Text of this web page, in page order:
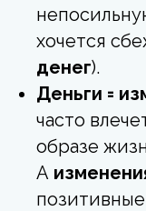
хочется
денег).
Деньги =
часто
образе
А